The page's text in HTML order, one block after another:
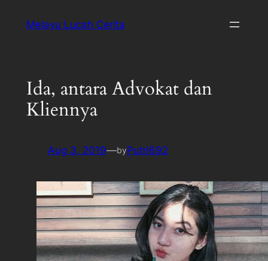
Melayu Lucah Cerita
Ida, antara Advokat dan
Kliennya
Aug 3, 2019—byPutri692